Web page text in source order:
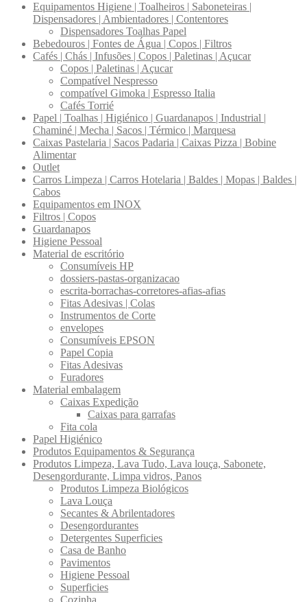
Equipamentos Higiene | Toalheiros | Saboneteiras |
Dispensadores | Ambientadores | Contentores
Dispensadores Toalhas Papel
Bebedouros | Fontes de Água | Copos | Filtros
Cafés | Chás | Infusões | Copos | Paletinas | Açucar
Copos | Paletinas | Açucar
Compatível Nespresso
compatível Gimoka | Espresso Italia
Cafés Torrié
Papel | Toalhas | Higiénico | Guardanapos | Industrial |
Chaminé | Mecha | Sacos | Térmico | Marquesa
Caixas Pastelaria | Sacos Padaria | Caixas Pizza | Bobine
Alimentar
Outlet
Carros Limpeza | Carros Hotelaria | Baldes | Mopas | Baldes |
Cabos
Equipamentos em INOX
Filtros | Copos
Guardanapos
Higiene Pessoal
Material de escritório
Consumíveis HP
dossiers-pastas-organizacao
escrita-borrachas-corretores-afias-afias
Fitas Adesivas | Colas
Instrumentos de Corte
envelopes
Consumíveis EPSON
Papel Copia
Fitas Adesivas
Furadores
Material embalagem
Caixas Expedição
Caixas para garrafas
Fita cola
Papel Higiénico
Produtos Equipamentos & Segurança
Produtos Limpeza, Lava Tudo, Lava louça, Sabonete,
Desengordurante, Limpa vidros, Panos
Produtos Limpeza Biológicos
Lava Louça
Secantes & Abrilentadores
Desengordurantes
Detergentes Superficies
Casa de Banho
Pavimentos
Higiene Pessoal
Superficies
Cozinha